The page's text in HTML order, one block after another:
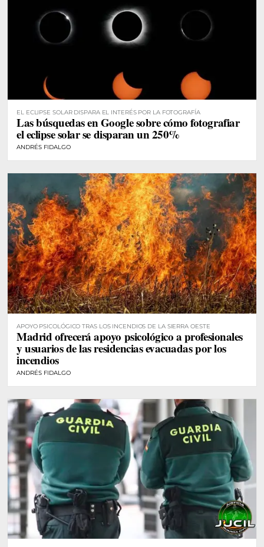
EL ECLIPSE SOLAR DISPARA EL INTERÉS POR LA FOTOGRAFÍA
Las búsquedas en Google sobre cómo fotografiar
el eclipse solar se disparan un 250%
ANDRÉS FIDALGO
APOYO PSICOLÓGICO TRAS LOS INCENDIOS DE LA SIERRA OESTE
Madrid ofrecerá apoyo psicológico a profesionales
y usuarios de las residencias evacuadas por los
incendios
ANDRÉS FIDALGO